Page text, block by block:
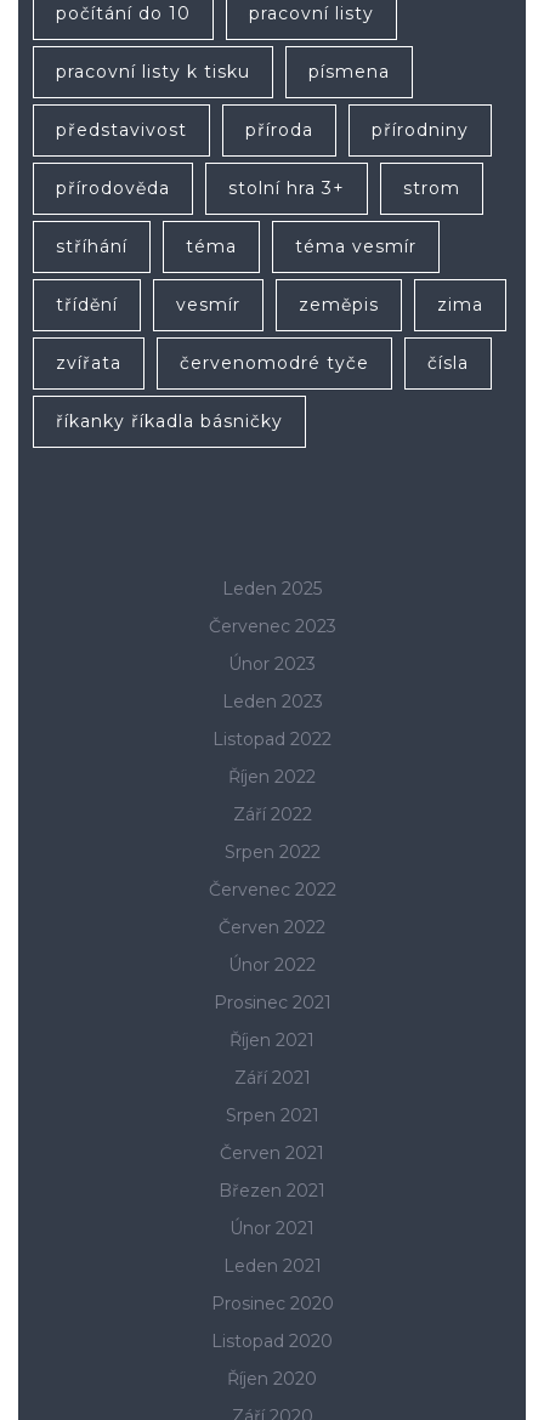
počítání do 10 pracovní listy
pracovní listy k tisku písmena
představivost příroda přírodniny
přírodověda stolní hra 3+ strom
stříhání téma téma vesmír
třídění vesmír zeměpis zima
zvířata červenomodré tyče čísla
říkanky říkadla básničky
Leden 2025
Červenec 2023
Únor 2023
Leden 2023
Listopad 2022
Říjen 2022
Září 2022
Srpen 2022
Červenec 2022
Červen 2022
Únor 2022
Prosinec 2021
Říjen 2021
Září 2021
Srpen 2021
Červen 2021
Březen 2021
Únor 2021
Leden 2021
Prosinec 2020
Listopad 2020
Říjen 2020